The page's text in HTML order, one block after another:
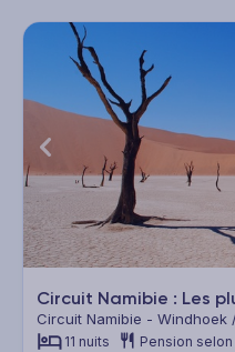
Circuit Namibie : Les
Circuit Namibie -
Twyfelfontein /
11 nuits Pension